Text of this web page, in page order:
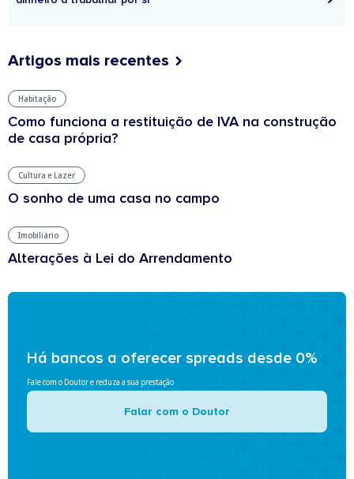
Artigos mais recentes
Habitação
Como funciona a restituição de IVA na construção
de casa própria?
Cultura e Lazer
O sonho de uma casa no campo
Imobiliário
Alterações à Lei do Arrendamento
Há bancos a oferecer spreads desde 0%
Fale com o Doutor e reduza a sua prestação
Falar com o Doutor